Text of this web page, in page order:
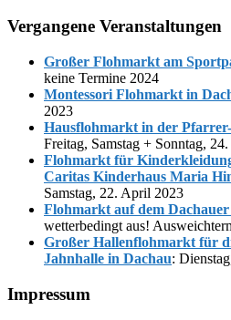
Vergangene Veranstaltungen
Großer Flohmarkt am
keine Termine 2024
Montessori Flohmarkt in
2023
Hausflohmarkt in der
Freitag, Samstag + Sonntag,
Flohmarkt für
Caritas Kinderhaus Maria
Samstag, 22. April 2023
Flohmarkt auf dem
wetterbedingt aus!
Großer Hallenflohmarkt für
Jahnhalle in Dachau:
Footer
Impressum